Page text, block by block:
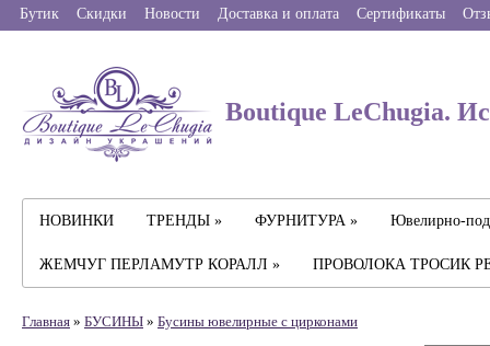
Бутик Скидки Новости Доставка и оплата Сертификаты
Boutique LeChugia.
НОВИНКИ ТРЕНДЫ » ФУРНИТУРА » Ювелирно-
ЖЕМЧУГ ПЕРЛАМУТР КОРАЛЛ » ПРОВОЛОКА ТРОСИК
Главная » БУСИНЫ » Бусины ювелирные с цирконами